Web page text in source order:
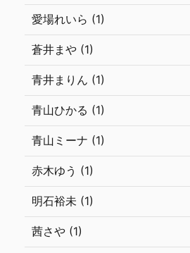
愛場れいら (1)
蒼井まや (1)
青井まりん (1)
青山ひかる (1)
青山ミーナ (1)
赤木ゆう (1)
明石裕未 (1)
茜さや (1)